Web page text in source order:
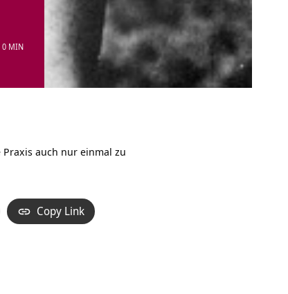
0 MIN
auch nur einmal zu
Copy Link